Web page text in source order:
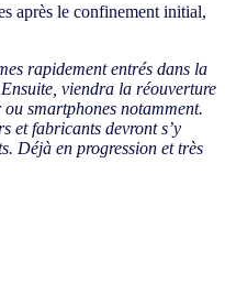
après le confinement initial,
rapidement entrés dans la
viendra la réouverture
ou smartphones notamment.
et fabricants devront s’y
Déjà en progression et très